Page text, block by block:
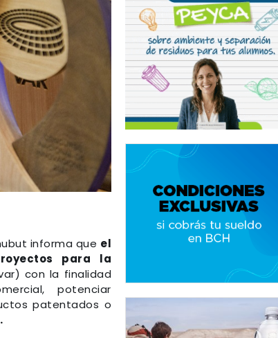
informa que el
para la
con la finalidad
potenciar
patentados o